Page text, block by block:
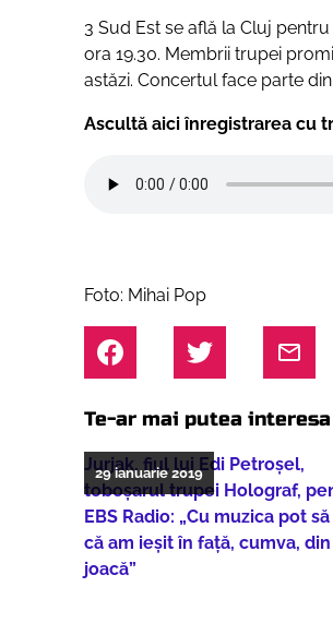
3 Sud Est se află la Cluj
ora 19.30. Membrii trupei
astăzi. Concertul face parte din
Ascultă aici înregistrarea cu
Foto: Mihai Pop
Te-ar mai putea interesa
Jurjak, fiul lui Edi Petroșel,
toboșarul trupei Holograf,
EBS Radio: „Cu muzica pot
că am ieșit în față, cumva, din
joacă”
29 ianuarie 2019